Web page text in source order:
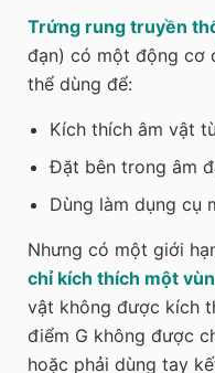
Trứng rung truyền
đạn) có một động cơ
thể dùng để:
Kích thích âm vật
Đặt bên trong âm
Dùng làm dụng cụ
Nhưng có một giới
chỉ kích thích một
vật không được kích
điểm G không được
hoặc phải dùng tay